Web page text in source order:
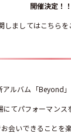
開催決定！！
しましてはこちらを
アルバム「Beyond」
にてパフォーマンス
会いできることを